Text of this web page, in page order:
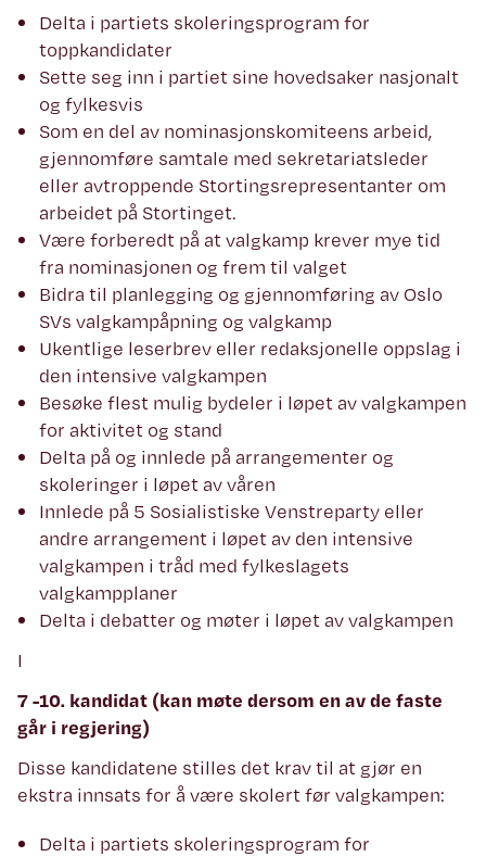
Delta i partiets skoleringsprogram for
toppkandidater
Sette seg inn i partiet sine hovedsaker nasjonalt
og fylkesvis
Som en del av nominasjonskomiteens arbeid,
gjennomføre samtale med sekretariatsleder
eller avtroppende Stortingsrepresentanter om
arbeidet på Stortinget.
Være forberedt på at valgkamp krever mye tid
fra nominasjonen og frem til valget
Bidra til planlegging og gjennomføring av Oslo
SVs valgkampåpning og valgkamp
Ukentlige leserbrev eller redaksjonelle oppslag i
den intensive valgkampen
Besøke flest mulig bydeler i løpet av valgkampen
for aktivitet og stand
Delta på og innlede på arrangementer og
skoleringer i løpet av våren
Innlede på 5 Sosialistiske Venstreparty eller
andre arrangement i løpet av den intensive
valgkampen i tråd med fylkeslagets
valgkampplaner
Delta i debatter og møter i løpet av valgkampen
I
7 -10. kandidat (kan møte dersom en av de faste
går i regjering)
Disse kandidatene stilles det krav til at gjør en
ekstra innsats for å være skolert før valgkampen:
Delta i partiets skoleringsprogram for